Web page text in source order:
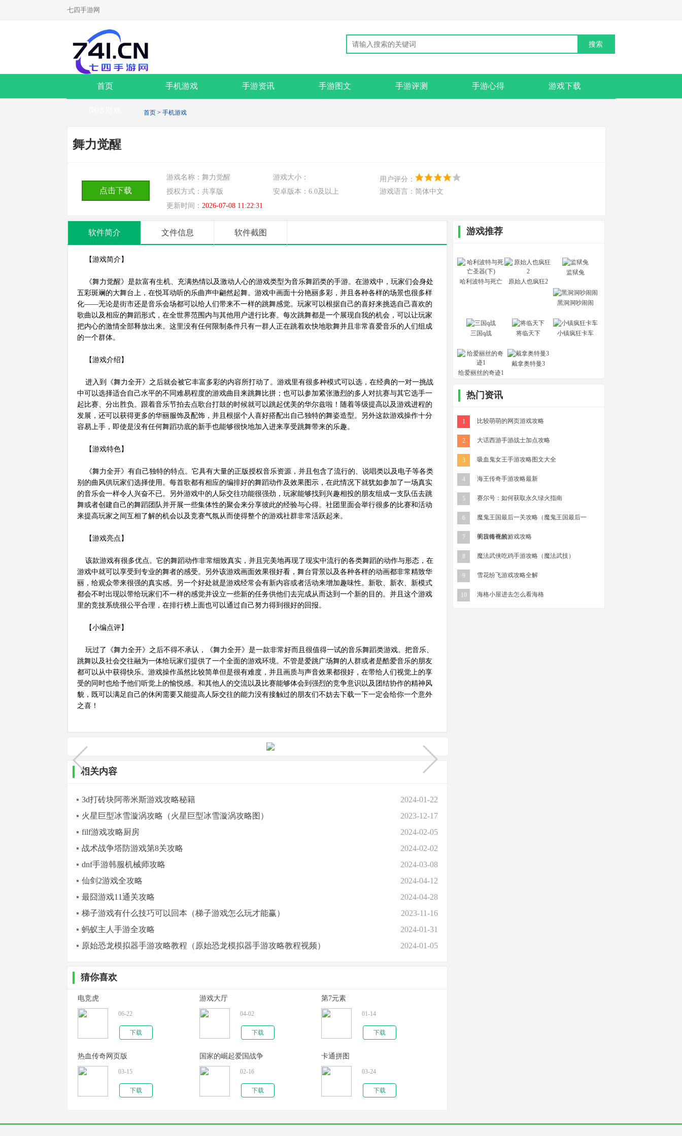
七四手游网
首页 手机游戏 手游资讯 手游图文 手游评测 手游心得 游戏下载
首页 > 手机游戏
舞力觉醒
点击下载
游戏名称： 舞力觉醒 游戏大小：
用户评分：
授权方式： 共享版 安卓版本： 6.0及以上 游戏语言： 简体中文
更新时间： 2026-07-08 11:22:31
软件简介 文件信息 软件截图
【游戏简介】
《舞力觉醒》是款富有生机、充满热情以及激动人心的游戏类型为音乐舞蹈类的手游。在游戏中，玩家们会身处
五彩斑斓的大舞台上，在悦耳动听的乐曲声中翩然起舞。游戏中画面十分艳丽多彩，并且各种各样的场景也很多样
化——无论是街市还是音乐会场都可以给人们带来不一样的跳舞感觉。玩家可以根据自己的喜好来挑选自己喜欢的
歌曲以及相应的舞蹈形式，在全世界范围内与其他用户进行比赛。每次跳舞都是一个展现自我的机会，可以让玩家
把内心的激情全部释放出来。这里没有任何限制条件只有一群人正在跳着欢快地歌舞并且非常喜爱音乐的人们组成
的一个群体。
【游戏介绍】
进入到《舞力全开》之后就会被它丰富多彩的内容所打动了。游戏里有很多种模式可以选，在经典的一对一挑战
中可以选择适合自己水平的不同难易程度的游戏曲目来跳舞比拼；也可以参加紧张激烈的多人对抗赛与其它选手一
起比赛、分出胜负。跟着音乐节拍去点歌台打鼓的时候就可以跳起优美的华尔兹啦！随着等级提高以及游戏进程的
发展，还可以获得更多的华丽服饰及配饰，并且根据个人喜好搭配出自己独特的舞姿造型。另外这款游戏操作十分
容易上手，即使是没有任何舞蹈功底的新手也能够很快地加入进来享受跳舞带来的乐趣。
【游戏特色】
《舞力全开》有自己独特的特点。它具有大量的正版授权音乐资源，并且包含了流行的、说唱类以及电子等各类
别的曲风供玩家们选择使用。每首歌都有相应的编排好的舞蹈动作及效果图示，在此情况下就犹如参加了一场真实
的音乐会一样令人兴奋不已。另外游戏中的人际交往功能很强劲，玩家能够找到兴趣相投的朋友组成一支队伍去跳
舞或者创建自己的舞蹈团队并开展一些集体性的聚会来分享彼此的经验与心得。社团里面会举行很多的比赛和活动
来提高玩家之间互相了解的机会以及竞赛气氛从而使得整个的游戏社群非常活跃起来。
【游戏亮点】
该款游戏有很多优点。它的舞蹈动作非常细致真实，并且完美地再现了现实中流行的各类舞蹈的动作与形态，在
游戏中就可以享受到专业的舞者的感受。另外该游戏画面效果很好看，舞台背景以及各种各样的动画都非常精致华
丽，给观众带来很强的真实感。另一个好处就是游戏经常会有新内容或者活动来增加趣味性。新歌、新衣、新模式
都会不时出现以带给玩家们不一样的感觉并设立一些新的任务供他们去完成从而达到一个新的目的。并且这个游戏
里的竞技系统很公平合理，在排行榜上面也可以通过自己努力得到很好的回报。
【小编点评】
玩过了《舞力全开》之后不得不承认，《舞力全开》是一款非常好而且很值得一试的音乐舞蹈类游戏。把音乐、
跳舞以及社会交往融为一体给玩家们提供了一个全面的游戏环境。不管是爱跳广场舞的人群或者是酷爱音乐的朋友
都可以从中获得快乐。游戏操作虽然比较简单但是很有难度，并且画质与声音效果都很好，在带给人们视觉上的享
受的同时也给予他们听觉上的愉悦感。和其他人的交流以及比赛能够体会到强烈的竞争意识以及团结协作的精神风
貌，既可以满足自己的休闲需要又能提高人际交往的能力没有接触过的朋友们不妨去下载一下一定会给你一个意外
之喜！
相关内容
3d打砖块阿蒂米斯游戏攻略秘籍
2024-01-22
火星巨型冰雪漩涡攻略（火星巨型冰雪漩涡攻略图）
2023-12-17
filf游戏攻略厨房
2024-02-05
战术战争塔防游戏第8关攻略
2024-02-02
dnf手游韩服机械师攻略
2024-03-08
仙剑2游戏全攻略
2024-04-12
最囧游戏11通关攻略
2024-04-28
梯子游戏有什么技巧可以回本（梯子游戏怎么玩才能赢）
2023-11-16
蚂蚁主人手游全攻略
2024-01-31
原始恐龙模拟器手游攻略教程（原始恐龙模拟器手游攻略教程视频）
2024-01-05
猜你喜欢
电竞虎
06-22
下载
游戏大厅
04-02
下载
第7元素
01-14
下载
热血传奇网页版
03-15
下载
国家的崛起爱国战争
02-16
下载
卡通拼图
03-24
下载
游戏推荐
哈利波特与死亡
原始人也疯狂2
监狱兔
黑洞洞吵闹闹
三国q战 将临天下 小镇疯狂卡车
给爱丽丝的奇迹1
戴拿奥特曼3
热门资讯
1 比较萌萌的网页游戏攻略
2 大话西游手游战士加点攻略
3 吸血鬼女王手游攻略图文大全
4 海王传奇手游攻略最新
5 赛尔号：如何获取永久绿火指南
6 魔鬼王国最后一关攻略（魔鬼王国最后一
关攻略视频）
7 明日传奇的游戏攻略
8 魔法武侠吃鸡手游攻略（魔法武技）
9 雪花纷飞游戏攻略全解
10 海格小屋进去怎么看海格